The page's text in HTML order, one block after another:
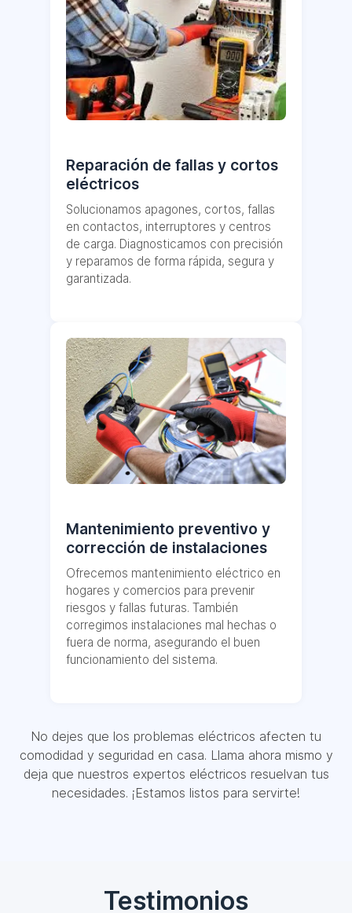
Reparación de fallas y cortos
eléctricos
Solucionamos apagones, cortos, fallas
en contactos, interruptores y centros
de carga. Diagnosticamos con precisión
y reparamos de forma rápida, segura y
garantizada.
Mantenimiento preventivo y
corrección de instalaciones
Ofrecemos mantenimiento eléctrico en
hogares y comercios para prevenir
riesgos y fallas futuras. También
corregimos instalaciones mal hechas o
fuera de norma, asegurando el buen
funcionamiento del sistema.
No dejes que los problemas eléctricos afecten tu
comodidad y seguridad en casa. Llama ahora mismo y
deja que nuestros expertos eléctricos resuelvan tus
necesidades. ¡Estamos listos para servirte!
Testimonios